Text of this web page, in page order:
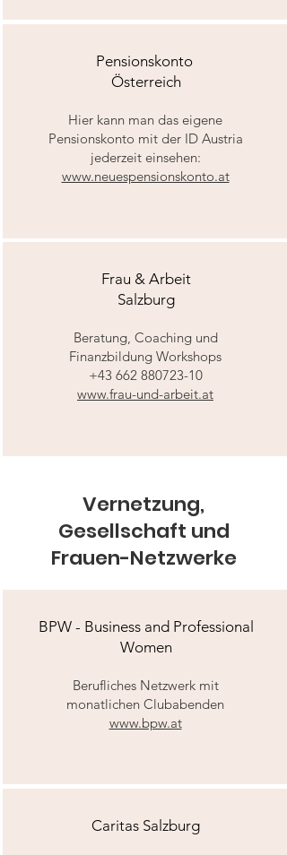
Pensionskonto
Österreich
Hier kann man das eigene
Pensionskonto mit der ID Austria
jederzeit einsehen:
www.neuespensionskonto.at
Frau & Arbeit
Salzburg
Beratung, Coaching und
Finanzbildung Workshops
+43 662 880723-10
www.frau-und-arbeit.at
Vernetzung,
Gesellschaft und
Frauen-Netzwerke
BPW - Business and Professional
Women
Berufliches Netzwerk mit
monatlichen Clubabenden
www.bpw.at
Caritas Salzburg